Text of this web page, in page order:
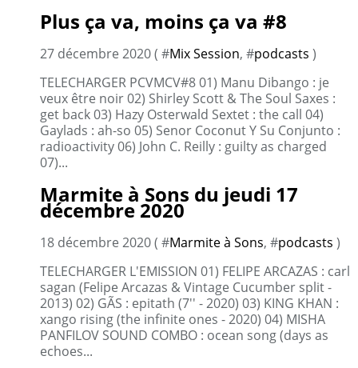
Plus ça va, moins ça va #8
27 décembre 2020 ( #Mix Session, #podcasts )
TELECHARGER PCVMCV#8 01) Manu Dibango : je
veux être noir 02) Shirley Scott & The Soul Saxes :
get back 03) Hazy Osterwald Sextet : the call 04)
Gaylads : ah-so 05) Senor Coconut Y Su Conjunto :
radioactivity 06) John C. Reilly : guilty as charged
07)...
Marmite à Sons du jeudi 17
décembre 2020
18 décembre 2020 ( #Marmite à Sons, #podcasts )
TELECHARGER L'EMISSION 01) FELIPE ARCAZAS : carl
sagan (Felipe Arcazas & Vintage Cucumber split -
2013) 02) GÃS : epitath (7'' - 2020) 03) KING KHAN :
xango rising (the infinite ones - 2020) 04) MISHA
PANFILOV SOUND COMBO : ocean song (days as
echoes...